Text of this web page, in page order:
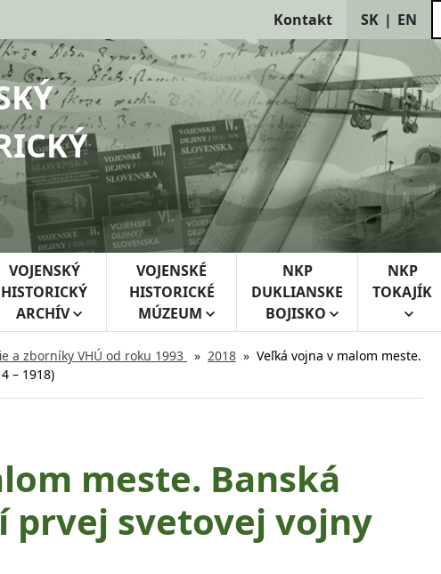
Kontakt SK EN
VOJENSKÝ
HISTORICKÝ
ARCHÍV
VOJENSKÉ
HISTORICKÉ
MÚZEUM
NKP
DUKLIANSKE
BOJISKO
NKP
TOKAJÍK
a zborníky VHÚ od roku 1993 2018
Veľká vojna v malom meste.
– 1918)
meste. Banská
prvej svetovej vojny